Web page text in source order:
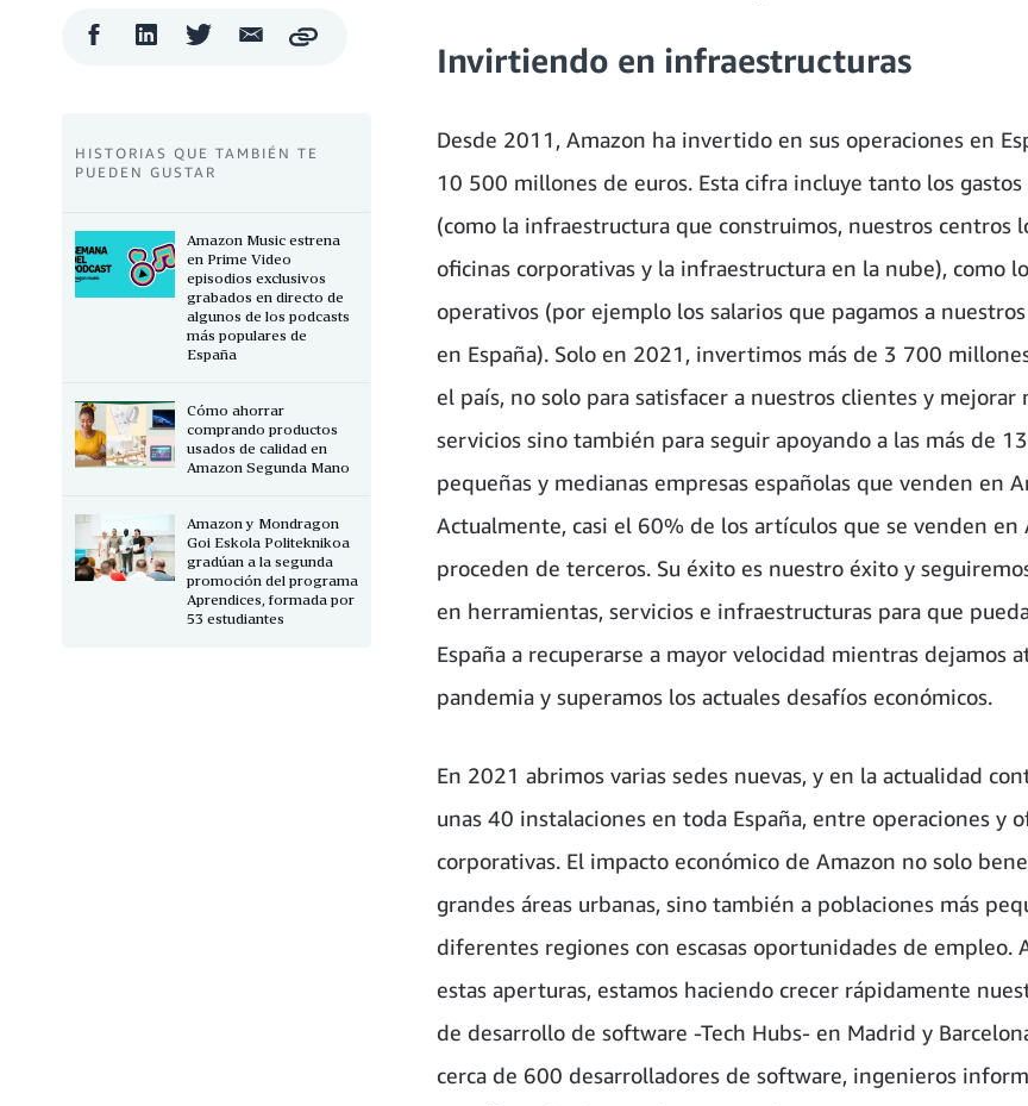
Invirtiendo en infraestructuras
Desde 2011, Amazon ha invertido en sus operaciones en
10 500 millones de euros. Esta cifra incluye tanto los
(como la infraestructura que construimos, nuestros centros
oficinas corporativas y la infraestructura en la nube), como
operativos (por ejemplo los salarios que pagamos a
en España). Solo en 2021, invertimos más de 3 700
el país, no solo para satisfacer a nuestros clientes y mejorar
servicios sino también para seguir apoyando a las más de
pequeñas y medianas empresas españolas que venden en
Actualmente, casi el 60% de los artículos que se venden en
proceden de terceros. Su éxito es nuestro éxito y
en herramientas, servicios e infraestructuras para que
España a recuperarse a mayor velocidad mientras dejamos
pandemia y superamos los actuales desafíos económicos.
En 2021 abrimos varias sedes nuevas, y en la actualidad
unas 40 instalaciones en toda España, entre operaciones y
corporativas. El impacto económico de Amazon no solo
grandes áreas urbanas, sino también a poblaciones más
diferentes regiones con escasas oportunidades de empleo.
estas aperturas, estamos haciendo crecer rápidamente
de desarrollo de software -Tech Hubs- en Madrid y
cerca de 600 desarrolladores de software, ingenieros
CompartirCompartirCompartirCompartir
Copy
HISTORIAS QUE TAMBIÉN TE
PUEDEN GUSTAR
Amazon Music estrena
en Prime Video
episodios exclusivos
grabados en directo de
algunos de los podcasts
más populares de
España
Cómo ahorrar
comprando productos
usados de calidad en
Amazon Segunda Mano
Amazon y Mondragon
Goi Eskola Politeknikoa
gradúan a la segunda
promoción del programa
Aprendices, formada por
53 estudiantes